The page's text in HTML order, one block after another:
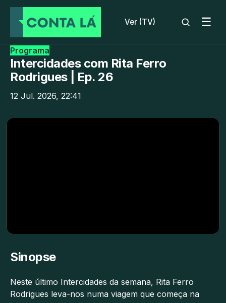
Ver (TV) ☰
Programa
Intercidades com Rita Ferro
Rodrigues | Ep. 26
12 Jul. 2026, 22:41
Sinopse
Neste último Intercidades da semana, Rita Ferro
Rodrigues leva-nos numa viagem que começa na